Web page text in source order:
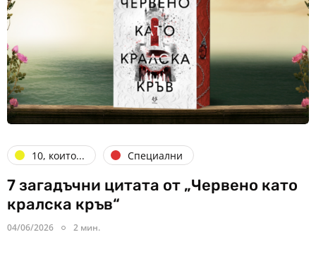
10, които... Специални
7 загадъчни цитата от „Червено като
кралска кръв“
04/06/2026 2 мин.